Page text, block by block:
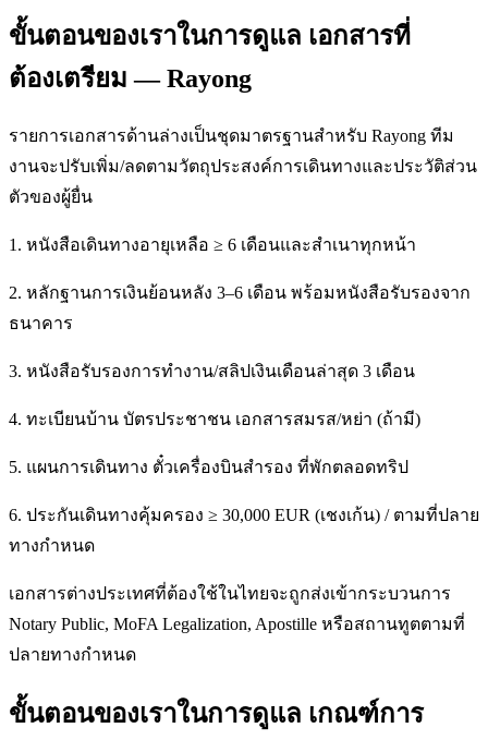
ขั้นตอนของเราในการดูแล เอกสารที่
ต้องเตรียม — Rayong
รายการเอกสารด้านล่างเป็นชุดมาตรฐานสำหรับ Rayong ทีม
งานจะปรับเพิ่ม/ลดตามวัตถุประสงค์การเดินทางและประวัติส่วน
ตัวของผู้ยื่น
1. หนังสือเดินทางอายุเหลือ ≥ 6 เดือนและสำเนาทุกหน้า
2. หลักฐานการเงินย้อนหลัง 3–6 เดือน พร้อมหนังสือรับรองจาก
ธนาคาร
3. หนังสือรับรองการทำงาน/สลิปเงินเดือนล่าสุด 3 เดือน
4. ทะเบียนบ้าน บัตรประชาชน เอกสารสมรส/หย่า (ถ้ามี)
5. แผนการเดินทาง ตั๋วเครื่องบินสำรอง ที่พักตลอดทริป
6. ประกันเดินทางคุ้มครอง ≥ 30,000 EUR (เชงเก้น) / ตามที่ปลาย
ทางกำหนด
เอกสารต่างประเทศที่ต้องใช้ในไทยจะถูกส่งเข้ากระบวนการ
Notary Public, MoFA Legalization, Apostille หรือสถานทูตตามที่
ปลายทางกำหนด
ขั้นตอนของเราในการดูแล เกณฑ์การ